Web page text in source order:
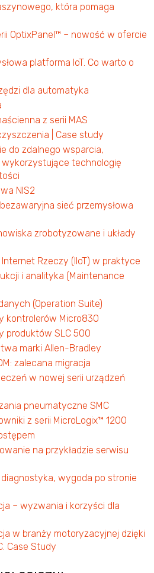
która pomaga
OptixPanel™ – nowość w ofercie
platforma IoT. Co warto o
dla automatyka
z serii MAS
| Case study
do zdalnego wsparcia,
technologię
NIS2
sieć przemysłowa
zrobotyzowane i układy
Rzeczy (IIoT) w praktyce
i analityka (Maintenance
(Operation Suite)
kontrolerów Micro830
produktów SLC 500
marki Allen-Bradley
zalecana migracja
w nowej serii urządzeń
pneumatyczne SMC
z serii MicroLogix™ 1200
na przykładzie serwisu
wygoda po stronie
– wyzwania i korzyści dla
w branży motoryzacyjnej dzięki
Case Study